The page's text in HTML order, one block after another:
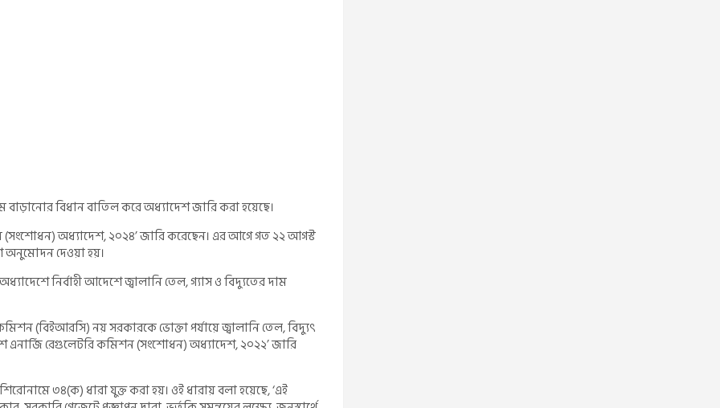
বাড়ানোর বিধান বাতিল করে অধ্যাদেশ জারি করা হয়েছে।
(সংশোধন) অধ্যাদেশ, ২০২৪’ জারি করেছেন। এর আগে গত ২২ আগস্ট
অনুমোদন দেওয়া হয়।
নির্বাহী আদেশে জ্বালানি তেল, গ্যাস ও বিদ্যুতের দাম
(বিইআরসি) নয় সরকারকে ভোক্তা পর্যায়ে জ্বালানি তেল, বিদ্যুৎ
এনার্জি রেগুলেটরি কমিশন (সংশোধন) অধ্যাদেশ, ২০২২’ জারি
৩৪(ক) ধারা যুক্ত করা হয়। ওই ধারায় বলা হয়েছে, ‘এই